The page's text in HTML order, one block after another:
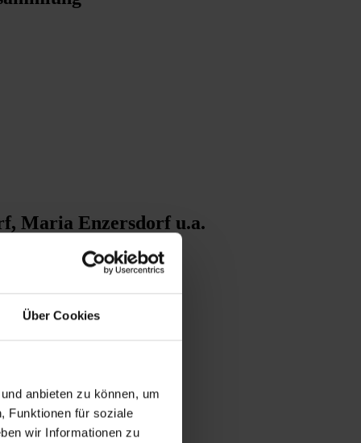
Über Cookies
anbieten zu können, um
Funktionen für soziale
wir Informationen zu
Maria Enzersdorf u.a.